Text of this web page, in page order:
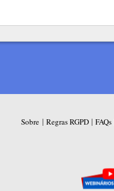
Sobre | Regras RGPD | FAQs